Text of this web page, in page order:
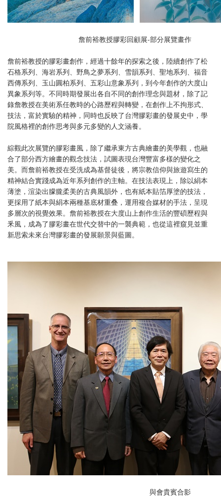
詹前裕教授膠彩回顧展-部分展覽畫作
詹前裕教授的膠彩畫創作，經過十餘年的探索之後，陸續創作了松
石格系列、海岩系列、野鳥之夢系列、雪韻系列、聖地系列、福音
西傳系列、玉山圓柏系列、五彩山意象系列，到今年創作的大度山
異象系列等。不同時期發展出各自不同的創作理念與題材，除了記
錄詹教授在美術系任教時的心路歷程與轉變，在創作上不拘形式、
技法，富於實驗的精神，同時也反映了台灣膠彩畫的發展史中，學
院風格裡的創作思考與多元多變的人文涵養。
綜觀此次展覽的膠彩畫風，除了繼承東方古典繪畫的美學觀，也融
合了部分西方繪畫的觀念技法，試圖表現台灣豐富多樣的變化之
美。而詹前裕教授在受洗成為基督徒後，將宗教信仰與旅遊寫生的
精神結合實踐成為近年系列創作的主軸。在技法表現上，除以絹本
薄塗，渲染出朦朧柔美的古典風韻外，也有紙本貼箔厚塗的技法，
更採用了紙本與絹本兩種基底材重叠，運用複合媒材的手法，呈現
多層次的視覺效果。詹前裕教授在大度山上創作生活的豐碩歷程與
釆風，成為了膠彩畫在世代交替中的一襲典範，也從這裡窺見並重
新思索未來台灣膠彩畫的發展願景與藍圖。
與會貴賓合影